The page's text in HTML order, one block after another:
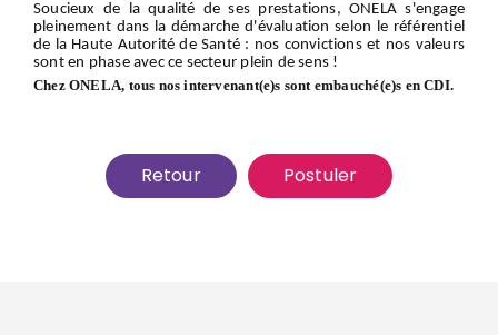
Soucieux de la qualité de ses prestations, ONELA s'engage
pleinement dans la démarche d'évaluation selon le référentiel
de la Haute Autorité de Santé : nos convictions et nos valeurs
sont en phase avec ce secteur plein de sens !
Chez ONELA, tous nos intervenant(e)s sont embauché(e)s en CDI.
Retour Postuler